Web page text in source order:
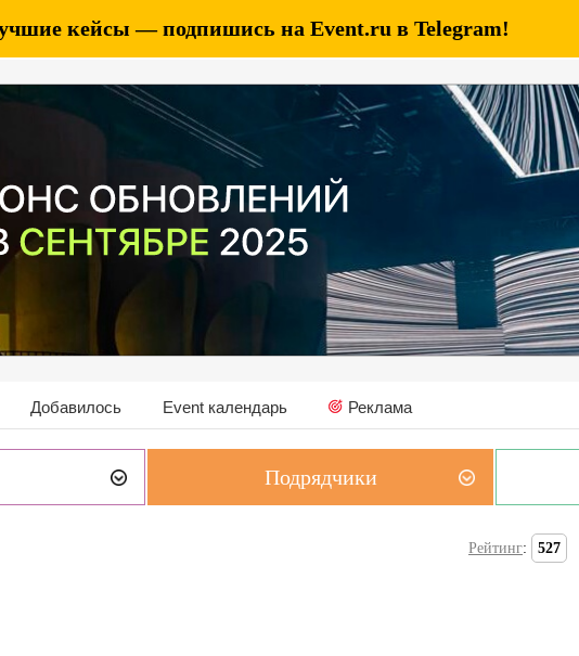
кейсы — подпишись на Event.ru в Telegram!
Добавилось Event календарь Реклама
Подрядчики
Рейтинг: 527